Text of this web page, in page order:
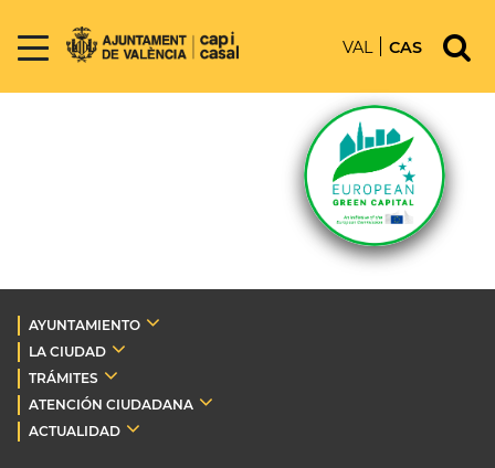
VAL CAS
AYUNTAMIENTO
LA CIUDAD
TRÁMITES
ATENCIÓN CIUDADANA
ACTUALIDAD